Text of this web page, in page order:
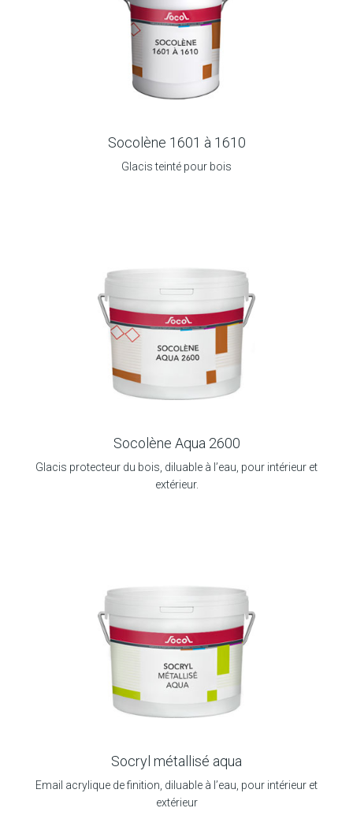
Socolène 1601 à 1610
Glacis teinté pour bois
Socolène Aqua 2600
Glacis protecteur du bois, diluable à l’eau, pour intérieur et
extérieur.
Socryl métallisé aqua
Email acrylique de finition, diluable à l’eau, pour intérieur et
extérieur